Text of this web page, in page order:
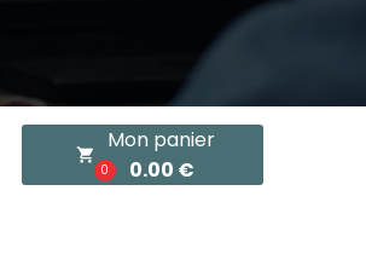
local_grocery_store
0
Mon panier
0.00 €